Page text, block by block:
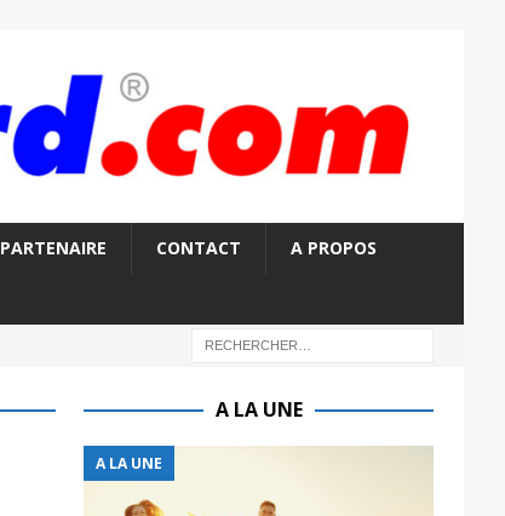
PARTENAIRE CONTACT A PROPOS
A LA UNE
A LA UNE